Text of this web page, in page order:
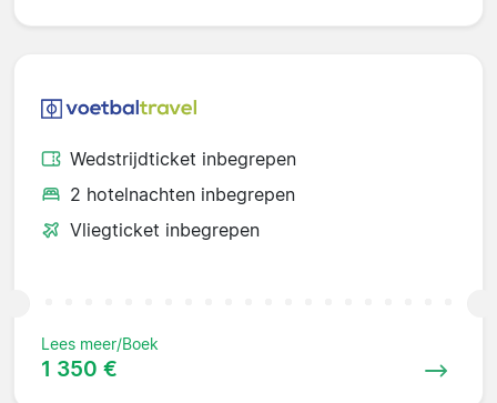
Wedstrijdticket inbegrepen
2 hotelnachten inbegrepen
Vliegticket inbegrepen
Lees meer/Boek
1 350 €